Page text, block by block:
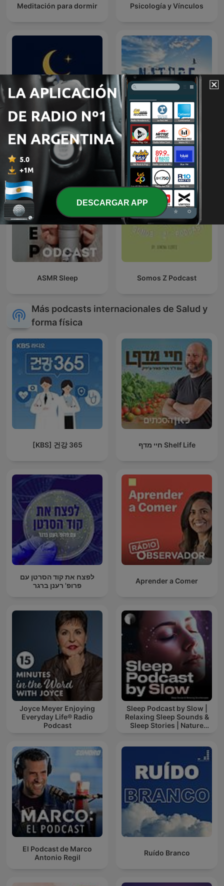
Meditación para dormir Psicología y Vínculos
Sonidos para Dormir
nature ambience (ASMR,
남자 asmr, 남자친구 asmr)
ASMR Sleep Somos Z Podcast
Más podcasts internacionales de Salud y
forma física
[KBS] 건강 365 חיי מדף Shelf Life
לפצח את קוד הסרטן עם
פרופ' רענן ברגר
Aprender a Comer
Joyce Meyer Enjoying
Everyday Life® Radio
Podcast
Sleep Podcast by Slow |
Relaxing Sleep Sounds &
Sleep Stories | Nature
El Podcast de Marco
Antonio Regil
Ruído Branco
DESCARGAR APP